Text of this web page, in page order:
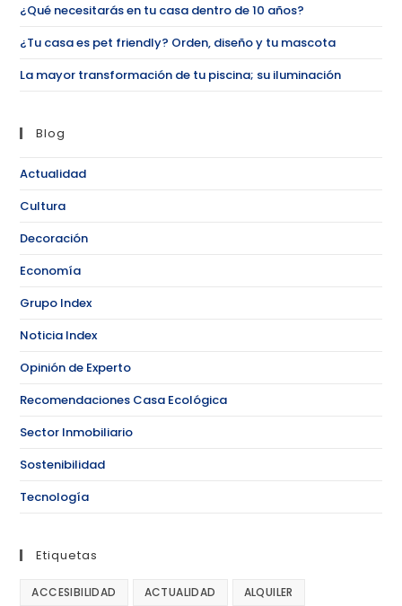
¿Qué necesitarás en tu casa dentro de 10 años?
¿Tu casa es pet friendly? Orden, diseño y tu mascota
La mayor transformación de tu piscina; su iluminación
Blog
Actualidad
Cultura
Decoración
Economía
Grupo Index
Noticia Index
Opinión de Experto
Recomendaciones Casa Ecológica
Sector Inmobiliario
Sostenibilidad
Tecnología
Etiquetas
ACCESIBILIDAD ACTUALIDAD ALQUILER